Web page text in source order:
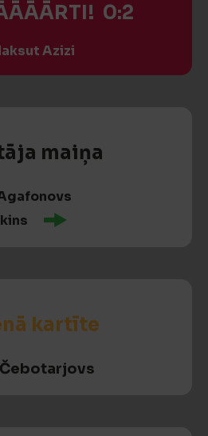
0:2
Azizi
maiņa
kartīte